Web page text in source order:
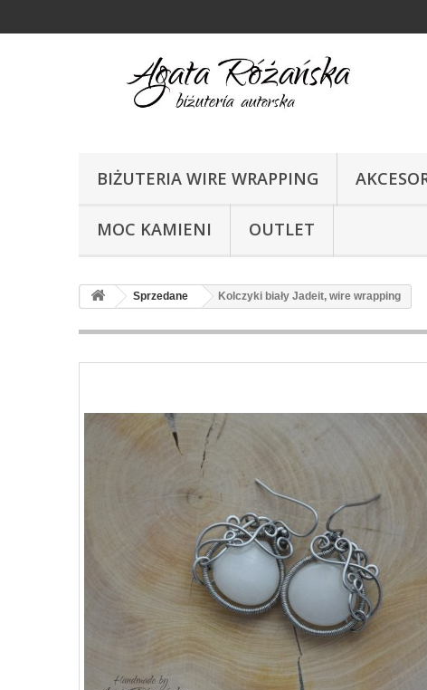
BIŻUTERIA WIRE WRAPPING
MOC KAMIENI OUTLET
Sprzedane Kolczyki biały Jadeit, wire wrapping